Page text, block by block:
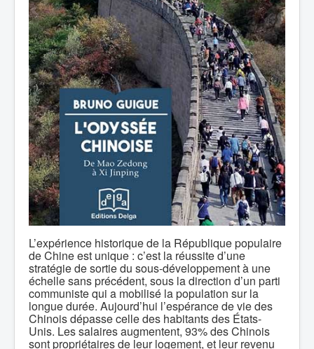
L’expérience historique de la République populaire
de Chine est unique : c’est la réussite d’une
stratégie de sortie du sous-développement à une
échelle sans précédent, sous la direction d’un parti
communiste qui a mobilisé la population sur la
longue durée. Aujourd’hui l’espérance de vie des
Chinois dépasse celle des habitants des États-
Unis. Les salaires augmentent, 93% des Chinois
sont propriétaires de leur logement, et leur revenu